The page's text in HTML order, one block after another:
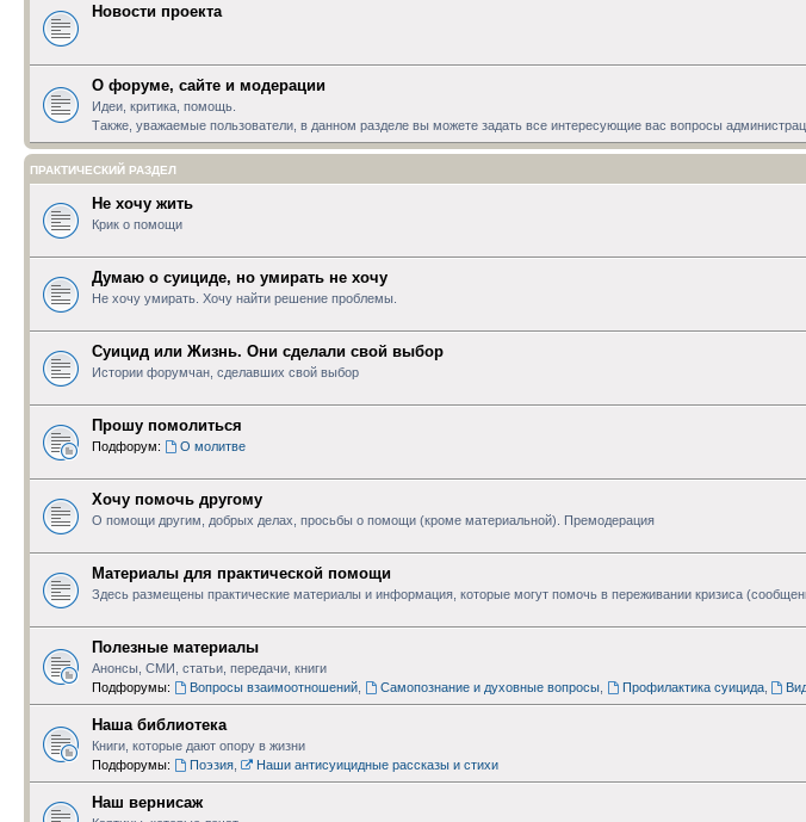
Новости проекта
О форуме, сайте и модерации
Идеи, критика, помощь.
Также, уважаемые пользователи, в данном разделе вы можете задать все интересующие вас вопросы
ПРАКТИЧЕСКИЙ РАЗДЕЛ
Не хочу жить
Крик о помощи
Думаю о суициде, но умирать не хочу
Не хочу умирать. Хочу найти решение проблемы.
Суицид или Жизнь. Они сделали свой выбор
Истории форумчан, сделавших свой выбор
Прошу помолиться
Подфорум: О молитве
Хочу помочь другому
О помощи другим, добрых делах, просьбы о помощи (кроме материальной). Премодерация
Материалы для практической помощи
Здесь размещены практические материалы и информация, которые могут помочь в переживании кризиса
Полезные материалы
Анонсы, СМИ, статьи, передачи, книги
Подфорумы:
Вопросы взаимоотношений, Самопознание и духовные вопросы, Профилактика суицида,
Наша библиотека
Книги, которые дают опору в жизни
Подфорумы:
Поэзия, Наши антисуицидные рассказы и стихи
Наш вернисаж